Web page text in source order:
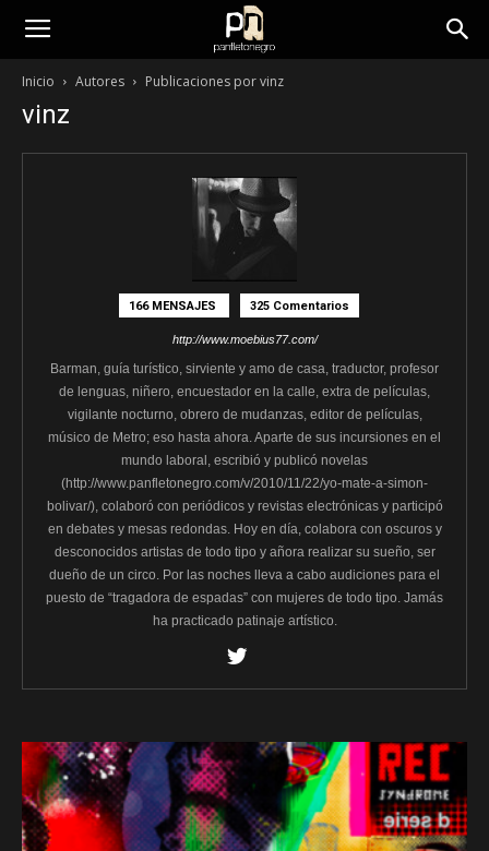
panfletonegro
Inicio Autores Publicaciones por vinz
vinz
166 MENSAJES 325 Comentarios
http://www.moebius77.com/
Barman, guía turístico, sirviente y amo de casa, traductor, profesor
de lenguas, niñero, encuestador en la calle, extra de películas,
vigilante nocturno, obrero de mudanzas, editor de películas,
músico de Metro; eso hasta ahora. Aparte de sus incursiones en el
mundo laboral, escribió y publicó novelas
(http://www.panfletonegro.com/v/2010/11/22/yo-mate-a-simon-
bolivar/), colaboró con periódicos y revistas electrónicas y participó
en debates y mesas redondas. Hoy en día, colabora con oscuros y
desconocidos artistas de todo tipo y añora realizar su sueño, ser
dueño de un circo. Por las noches lleva a cabo audiciones para el
puesto de “tragadora de espadas” con mujeres de todo tipo. Jamás
ha practicado patinaje artístico.